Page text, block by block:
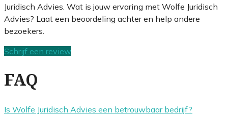
Juridisch Advies. Wat is jouw ervaring met Wolfe Juridisch
Advies? Laat een beoordeling achter en help andere
bezoekers.
Schrijf een review
FAQ
Is Wolfe Juridisch Advies een betrouwbaar bedrijf?